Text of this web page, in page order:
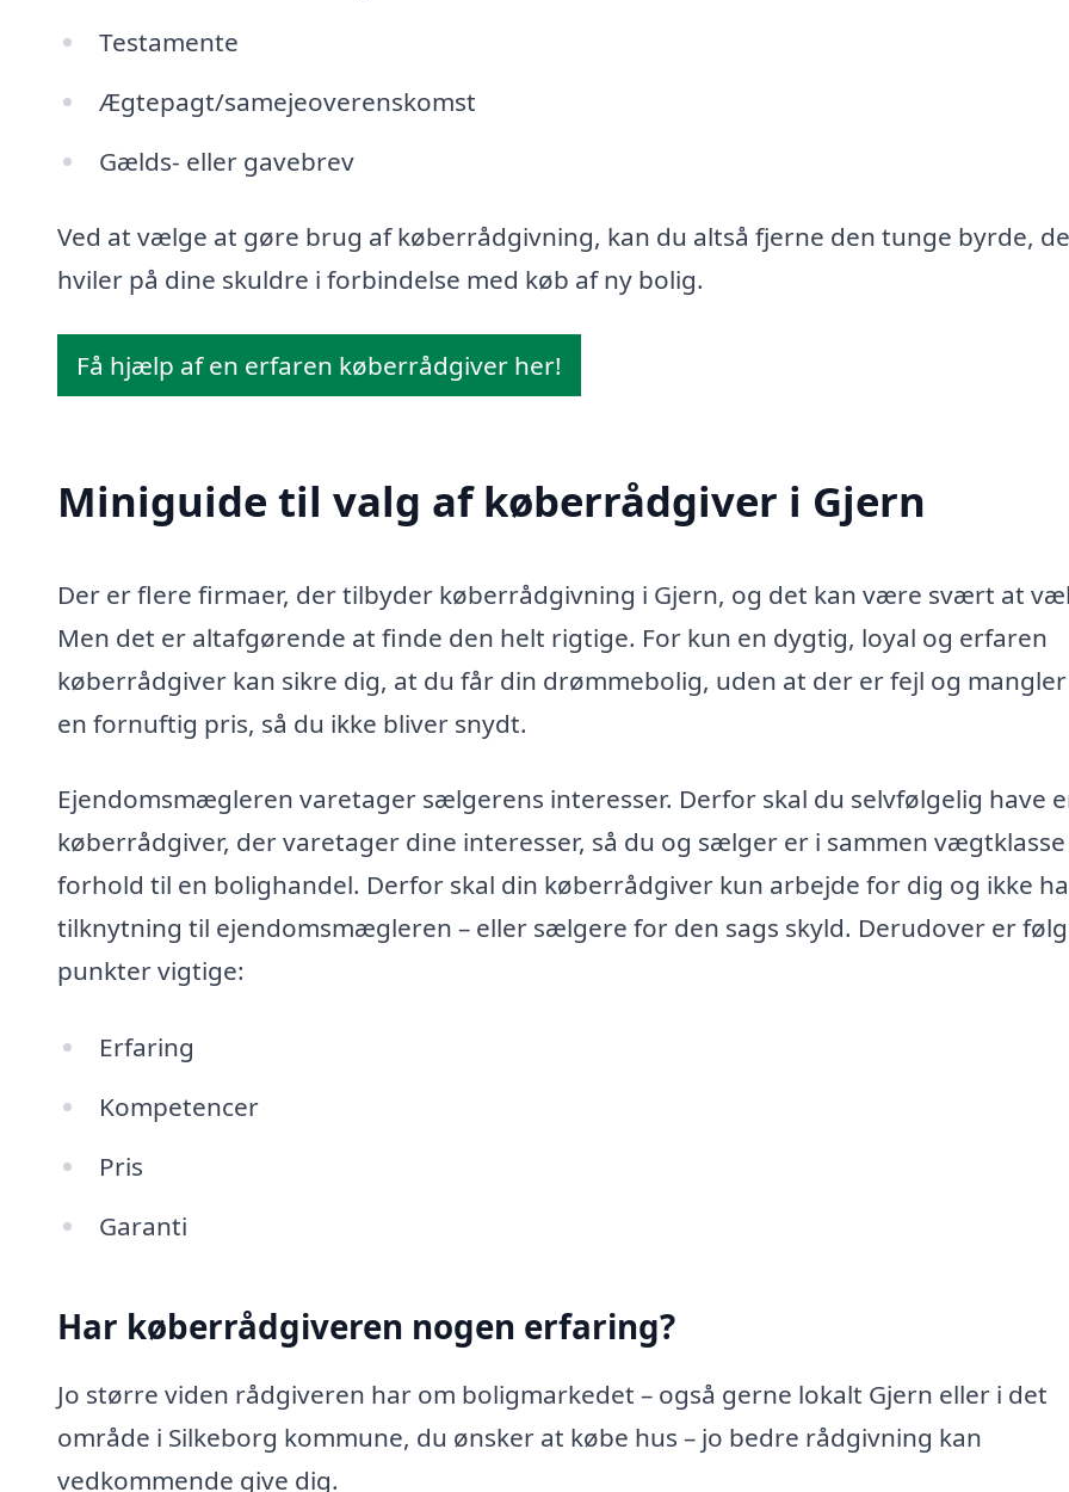
Testamente
Ægtepagt/samejeoverenskomst
Gælds- eller gavebrev
Ved at vælge at gøre brug af køberrådgivning, kan du altså fjerne den tunge byrde,
hviler på dine skuldre i forbindelse med køb af ny bolig.
Få hjælp af en erfaren køberrådgiver her!
Miniguide til valg af køberrådgiver i Gjern
Der er flere firmaer, der tilbyder køberrådgivning i Gjern, og det kan være svært at
Men det er altafgørende at finde den helt rigtige. For kun en dygtig, loyal og erfaren
køberrådgiver kan sikre dig, at du får din drømmebolig, uden at der er fejl og
en fornuftig pris, så du ikke bliver snydt.
Ejendomsmægleren varetager sælgerens interesser. Derfor skal du selvfølgelig have
køberrådgiver, der varetager dine interesser, så du og sælger er i sammen
forhold til en bolighandel. Derfor skal din køberrådgiver kun arbejde for dig og ikke
tilknytning til ejendomsmægleren – eller sælgere for den sags skyld. Derudover er
punkter vigtige:
Erfaring
Kompetencer
Pris
Garanti
Har køberrådgiveren nogen erfaring?
Jo større viden rådgiveren har om boligmarkedet – også gerne lokalt Gjern eller i det
område i Silkeborg kommune, du ønsker at købe hus – jo bedre rådgivning kan
vedkommende give dig.